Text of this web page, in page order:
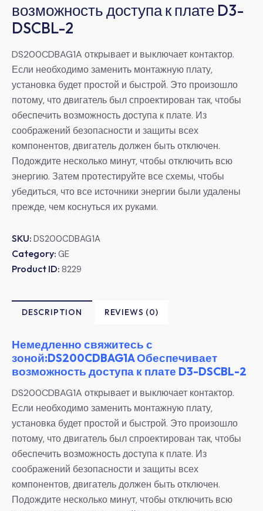
возможность доступа к плате D3-
DSCBL-2
DS200CDBAG1A открывает и выключает контактор.
Если необходимо заменить монтажную плату,
установка будет простой и быстрой. Это произошло
потому, что двигатель был спроектирован так, чтобы
обеспечить возможность доступа к плате. Из
соображений безопасности и защиты всех
компонентов, двигатель должен быть отключен.
Подождите несколько минут, чтобы отключить всю
энергию. Затем протестируйте все схемы, чтобы
убедиться, что все источники энергии были удалены
прежде, чем коснуться их руками.
SKU: DS200CDBAG1A
Category: GE
Product ID: 8229
DESCRIPTION REVIEWS (0)
Немедленно свяжитесь с
зоной:DS200CDBAG1A Обеспечивает
возможность доступа к плате D3-DSCBL-2
DS200CDBAG1A открывает и выключает контактор.
Если необходимо заменить монтажную плату,
установка будет простой и быстрой. Это произошло
потому, что двигатель был спроектирован так, чтобы
обеспечить возможность доступа к плате. Из
соображений безопасности и защиты всех
компонентов, двигатель должен быть отключен.
Подождите несколько минут, чтобы отключить всю